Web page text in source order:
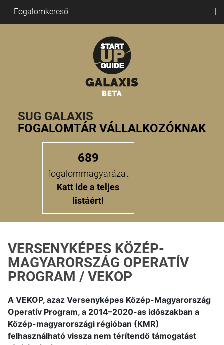
Fogalomkereső
SUG GALAXIS
FOGALOMTÁR VÁLLALKOZÓKNAK
689
fogalommagyarázat
Katt ide a teljes
listáért!
VERSENYKÉPES KÖZÉP-
MAGYARORSZÁG OPERATÍV
PROGRAM / VEKOP
A VEKOP, azaz Versenyképes Közép-Magyarország
Operatív Program, a 2014–2020-as időszakban a
Közép-magyarországi régióban (KMR)
felhasználható vissza nem térítendő támogatást